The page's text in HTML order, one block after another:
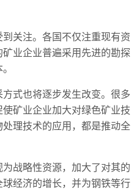
关注。各国不仅注重现有资
业企业普遍采用先进的勘探
式也将逐步发生改变。很多
矿业企业加大对绿色矿业技
理技术的应用，都是推动全
战略性资源，加大了对其的
经济的增长，并为钢铁等行